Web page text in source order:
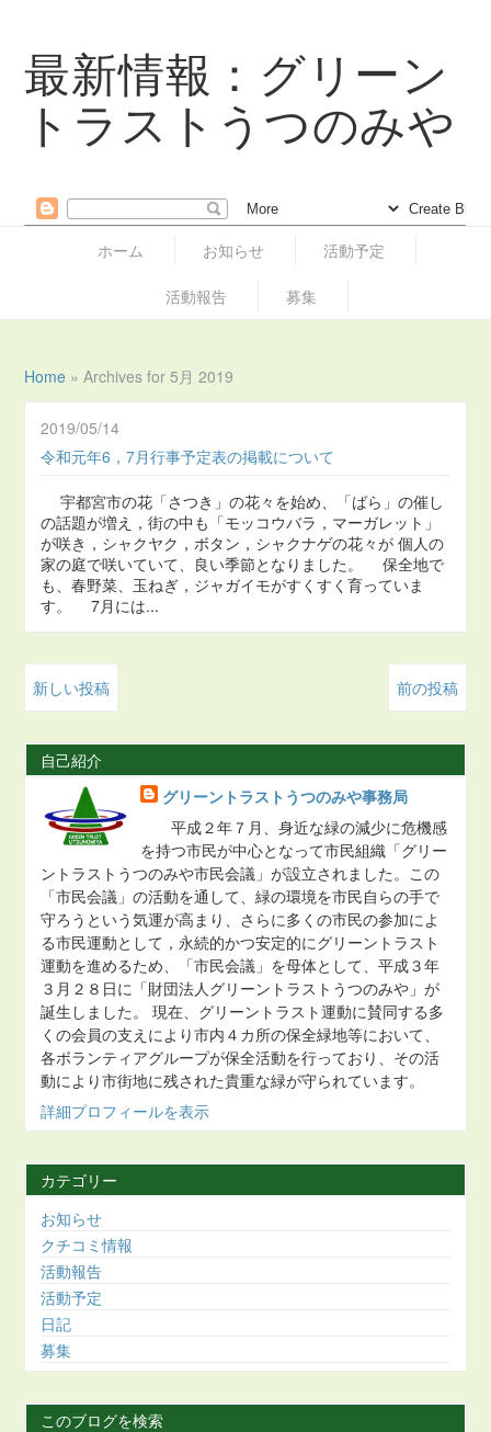
最新情報：グリーン
トラストうつのみや
ホーム お知らせ 活動予定
活動報告 募集
Home »Archives for 5月 2019
2019/05/14
令和元年6，7月行事予定表の掲載について
宇都宮市の花「さつき」の花々を始め、「ばら」の催し
の話題が増え，街の中も「モッコウバラ，マーガレット」
が咲き，シャクヤク，ボタン，シャクナゲの花々が 個人の
家の庭で咲いていて、良い季節となりました。 保全地で
も、春野菜、玉ねぎ，ジャガイモがすくすく育っていま
す。 7月には...
新しい投稿 前の投稿
自己紹介
グリーントラストうつのみや事務局
平成２年７月、身近な緑の減少に危機感
を持つ市民が中心となって市民組織「グリー
ントラストうつのみや市民会議」が設立されました。この
「市民会議」の活動を通して、緑の環境を市民自らの手で
守ろうという気運が高まり、さらに多くの市民の参加によ
る市民運動として，永続的かつ安定的にグリーントラスト
運動を進めるため、「市民会議」を母体として、平成３年
３月２８日に「財団法人グリーントラストうつのみや」が
誕生しました。 現在、グリーントラスト運動に賛同する多
くの会員の支えにより市内４カ所の保全緑地等において、
各ボランティアグループが保全活動を行っており、その活
動により市街地に残された貴重な緑が守られています。
詳細プロフィールを表示
カテゴリー
お知らせ
クチコミ情報
活動報告
活動予定
日記
募集
このブログを検索